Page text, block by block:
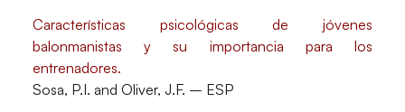
Características psicológicas de jóvenes
balonmanistas y su importancia para los
entrenadores.
Sosa, P.I. and Oliver, J.F. – ESP